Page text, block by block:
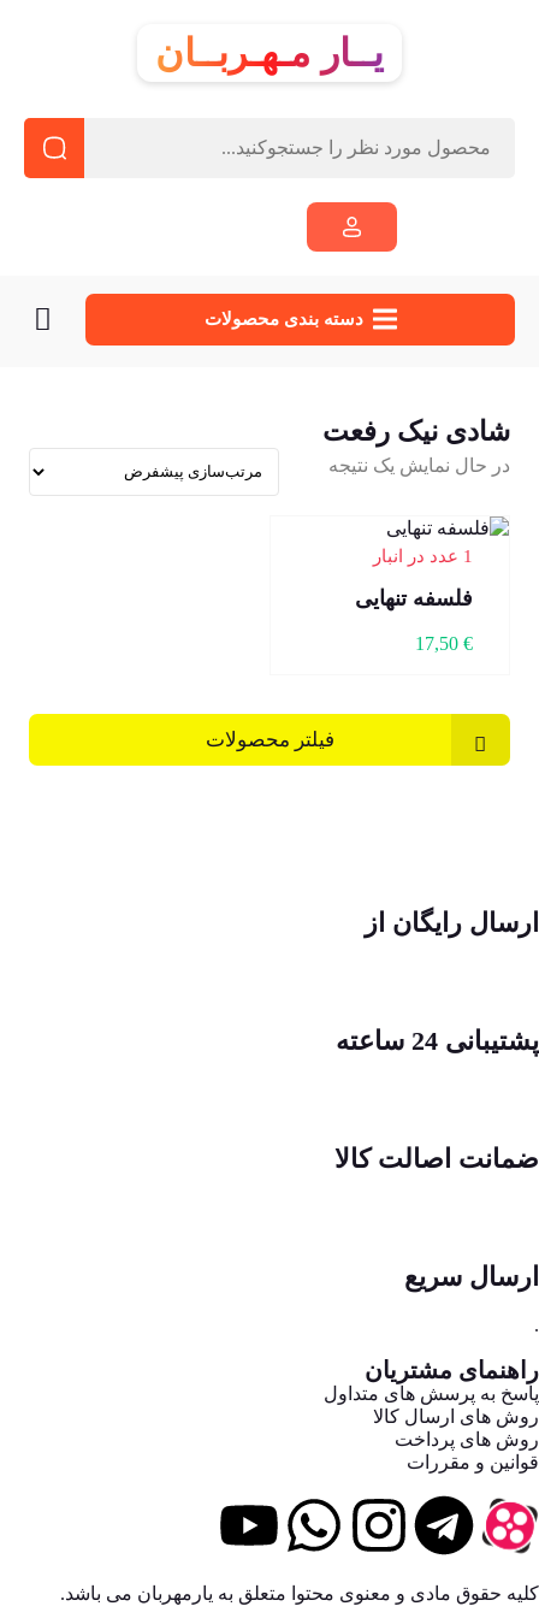
یــار مـهـربــان
دسته‌ بندی محصولات
شادی نیک رفعت
در حال نمایش یک نتیجه
1 عدد در انبار
فلسفه تنهایی
17,50 €
فیلتر محصولات
ارسال رایگان از
پشتیبانی 24 ساعته
ضمانت اصالت کالا
ارسال سریع
.
راهنمای مشتریان
پاسخ به پرسش های متداول
روش های ارسال کالا
روش های پرداخت
قوانین و مقررات
کلیه حقوق مادی و معنوی محتوا متعلق به یارمهربان می باشد.